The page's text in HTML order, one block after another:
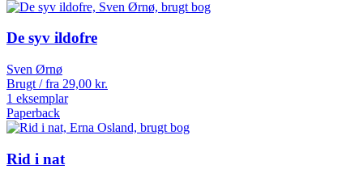
De syv ildofre
Sven Ørnø
Brugt / fra 29,00 kr.
1 eksemplar
Paperback
Rid i nat